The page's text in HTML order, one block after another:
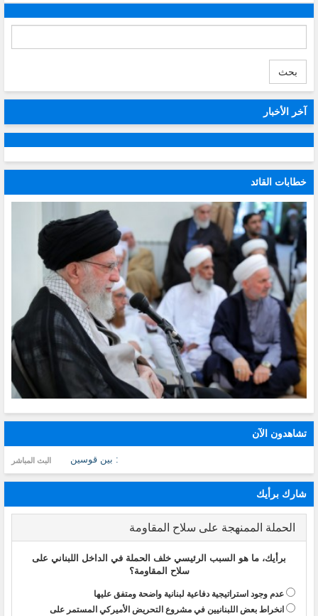
بحث
آخر الأخبار
خطابات القائد
تشاهدون الآن
: بين قوسين البث المباشر
شارك برأيك
الحملة الممنهجة على سلاح المقاومة
برأيك، ما هو السبب الرئيسي خلف الحملة في الداخل اللبناني على
سلاح المقاومة؟
عدم وجود استراتيجية دفاعية لبنانية واضحة ومتفق عليها
انخراط بعض اللبنانيين في مشروع التحريض الأميركي المستمر على